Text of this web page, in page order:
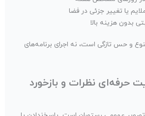
یا تغییر جزئی در فضا
بدون هزینه بالا
و حس تازگی است، نه اجرای برنامه‌های
حرفه‌ای نظرات و بازخورد